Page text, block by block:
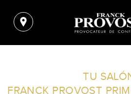
FILTROS AVANZADOS
TU
FRANCK PROVOST